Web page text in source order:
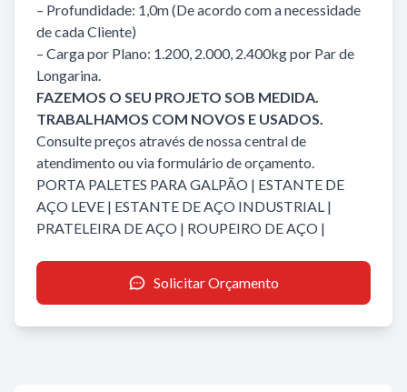
– Profundidade: 1,0m (De acordo com a necessidade
de cada Cliente)
– Carga por Plano: 1.200, 2.000, 2.400kg por Par de
Longarina.
FAZEMOS O SEU PROJETO SOB MEDIDA.
TRABALHAMOS COM NOVOS E USADOS.
Consulte preços através de nossa central de
atendimento ou via formulário de orçamento.
PORTA PALETES PARA GALPÃO | ESTANTE DE
AÇO LEVE | ESTANTE DE AÇO INDUSTRIAL |
PRATELEIRA DE AÇO | ROUPEIRO DE AÇO |
Solicitar Orçamento